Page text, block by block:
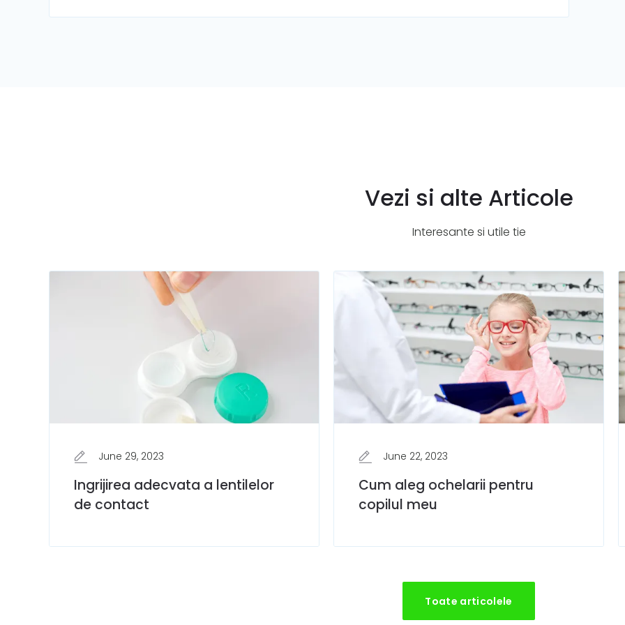
Vezi si alte Articole
Interesante si utile tie
June 29, 2023
Ingrijirea adecvata a lentilelor
de contact
June 22, 2023
Cum aleg ochelarii pentru
copilul meu
Toate articolele